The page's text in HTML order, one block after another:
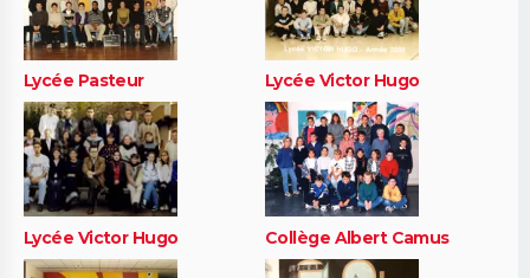
Lycée Pasteur Lycée Victor Hugo
Lycée Victor Hugo Collège Albert Camus